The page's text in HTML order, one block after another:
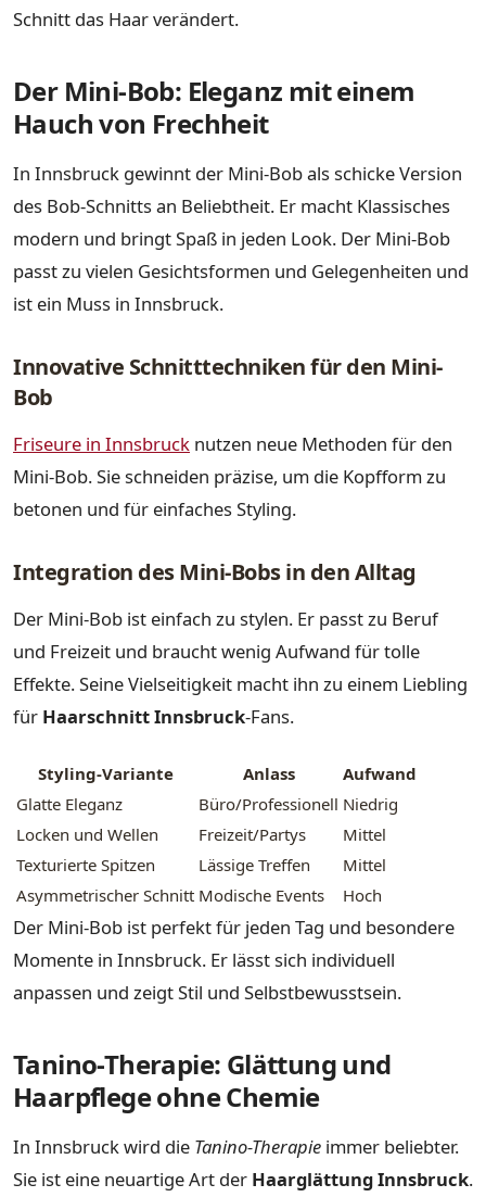
Schnitt das Haar verändert.
Der Mini-Bob: Eleganz mit einem
Hauch von Frechheit
In Innsbruck gewinnt der Mini-Bob als schicke Version
des Bob-Schnitts an Beliebtheit. Er macht Klassisches
modern und bringt Spaß in jeden Look. Der Mini-Bob
passt zu vielen Gesichtsformen und Gelegenheiten und
ist ein Muss in Innsbruck.
Innovative Schnitttechniken für den Mini-
Bob
Friseure in Innsbruck nutzen neue Methoden für den
Mini-Bob. Sie schneiden präzise, um die Kopfform zu
betonen und für einfaches Styling.
Integration des Mini-Bobs in den Alltag
Der Mini-Bob ist einfach zu stylen. Er passt zu Beruf
und Freizeit und braucht wenig Aufwand für tolle
Effekte. Seine Vielseitigkeit macht ihn zu einem Liebling
für Haarschnitt Innsbruck-Fans.
Styling-Variante Anlass
Aufwand
Glatte Eleganz
Büro/Professionell Niedrig
Locken und Wellen
Freizeit/Partys
Mittel
Texturierte Spitzen
Lässige Treffen
Mittel
Asymmetrischer Schnitt Modische Events Hoch
Der Mini-Bob ist perfekt für jeden Tag und besondere
Momente in Innsbruck. Er lässt sich individuell
anpassen und zeigt Stil und Selbstbewusstsein.
Tanino-Therapie: Glättung und
Haarpflege ohne Chemie
In Innsbruck wird die Tanino-Therapie immer beliebter.
Sie ist eine neuartige Art der Haarglättung Innsbruck.